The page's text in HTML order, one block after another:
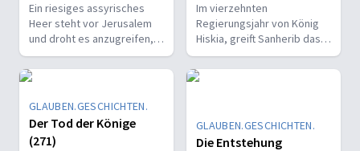
Ein riesiges assyrisches
Heer steht vor Jerusalem
und droht es anzugreifen,
mit der Absicht die
Bevölkerung wegzuführen.
Im vierzehnten
Regierungsjahr von König
Hiskia, greift Sanherib das
Königreich Juda an.
GLAUBEN.GESCHICHTEN.
Der Tod der Könige
(271)
GLAUBEN.GESCHICHTEN.
Die Entstehung